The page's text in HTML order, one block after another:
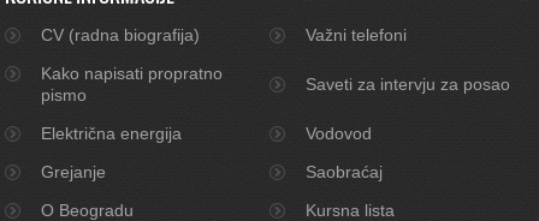
CV (radna biografija)
Važni telefoni
Kako napisati propratno
pismo
Saveti za intervju za posao
Električna energija
Vodovod
Grejanje
Saobraćaj
O Beogradu
Kursna lista